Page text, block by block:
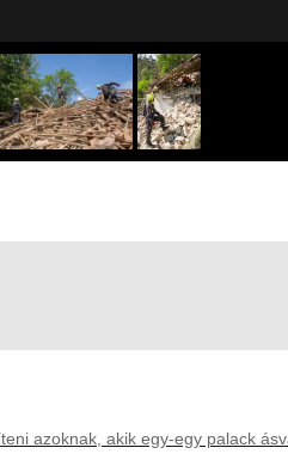
azoknak, akik egy-egy palack